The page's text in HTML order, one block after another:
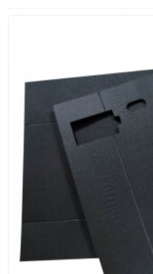
temperatura.A série Formex
alternativa viável para GK
material de bitola mais fina
temperatura superior.Até
sido amplamente aplicado
Battery Pack, controlador
carregamento EV DC,
disponíveis para fornecer
tamanho de rolo e também
vinco de precisão para fácil